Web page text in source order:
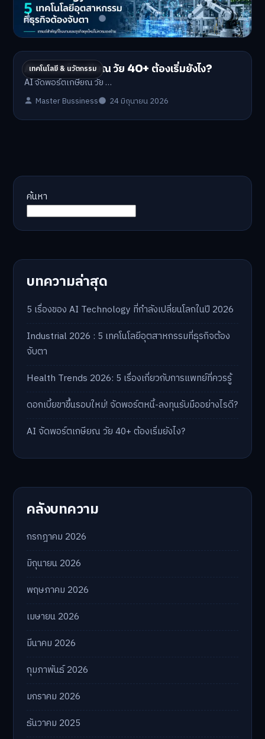
Master Bussiness 1 กรกฎาคม 2026
เทคโนโลยี & นวัตกรรม
AI จัดพอร์ตเกษียณ วัย 40+ ต้องเริ่มยังไง?
AI จัดพอร์ตเกษียณ วัย …
Master Bussiness 24 มิถุนายน 2026
ค้นหา
บทความล่าสุด
5 เรื่องของ AI Technology ที่กำลังเปลี่ยนโลกในปี 2026
Industrial 2026 : 5 เทคโนโลยีอุตสาหกรรมที่ธุรกิจต้อง
จับตา
Health Trends 2026: 5 เรื่องเกี่ยวกับการแพทย์ที่ควรรู้
ดอกเบี้ยขาขึ้นรอบใหม่! จัดพอร์ตหนี้-ลงทุนรับมืออย่างไรดี?
AI จัดพอร์ตเกษียณ วัย 40+ ต้องเริ่มยังไง?
คลังบทความ
กรกฎาคม 2026
มิถุนายน 2026
พฤษภาคม 2026
เมษายน 2026
มีนาคม 2026
กุมภาพันธ์ 2026
มกราคม 2026
ธันวาคม 2025